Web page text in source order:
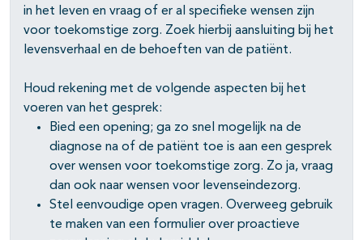
in het leven en vraag of er al specifieke wensen zijn
voor toekomstige zorg. Zoek hierbij aansluiting bij het
levensverhaal en de behoeften van de patiënt.
Houd rekening met de volgende aspecten bij het
voeren van het gesprek:
Bied een opening; ga zo snel mogelijk na de
diagnose na of de patiënt toe is aan een gesprek
over wensen voor toekomstige zorg. Zo ja, vraag
dan ook naar wensen voor levenseindezorg.
Stel eenvoudige open vragen. Overweeg gebruik
te maken van een formulier over proactieve